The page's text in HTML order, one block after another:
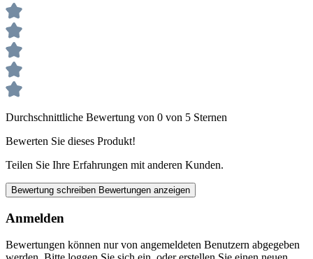
Durchschnittliche Bewertung von 0 von 5 Sternen
Bewerten Sie dieses Produkt!
Teilen Sie Ihre Erfahrungen mit anderen Kunden.
Bewertung schreiben Bewertungen anzeigen
Anmelden
Bewertungen können nur von angemeldeten Benutzern abgegeben